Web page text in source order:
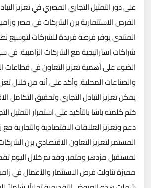
على دور التمثيل التجاري المصري في تعزيز
الفرص الاستثمارية بين الشركات في مصر
المنتدى يوفر فرصة فريدة للشركات لتوسيع
شراكات استراتيجية مع الشركات الزامبية. في
الضوء على أهمية تعزيز التعاون في قطاعات
والصناعات المحلية. وأكد على أنه من خلال
يمكن تعزيز التبادل التجاري وتحقيق التكامل
ختم كلمته باشا بالتأكيد على استمرار التمثيل
دعم وتعزيز العلاقات الاقتصادية والتجارية مع
المستمر لتعزيز التعاون الاقتصادي بين
لمستقبل مزدهر ومثمر. وقد تم خلال اليوم
مميزة تناولت فرص الاستثمار والأعمال في